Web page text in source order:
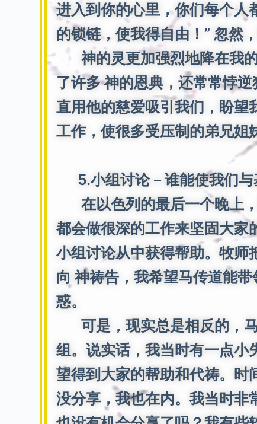
进入到你的心里，你们每个人
的锁链，使我得自由！” 忽然
神的灵更加强烈地降在我的
了许多 神的恩典，还常常悖
直用他的慈爱吸引我们，盼望
工作，使很多受压制的弟兄姐
5.小组讨论－谁能使我们与
在以色列的最后一个晚上，
都会做很深的工作来坚固大家
小组讨论从中获得帮助。牧师
向 神祷告，我希望马传道能
惑。
可是，现实总是相反的，马
组。说实话，我当时有一点小
望得到大家的帮助和代祷。时
没分享，我也在内。我当时非